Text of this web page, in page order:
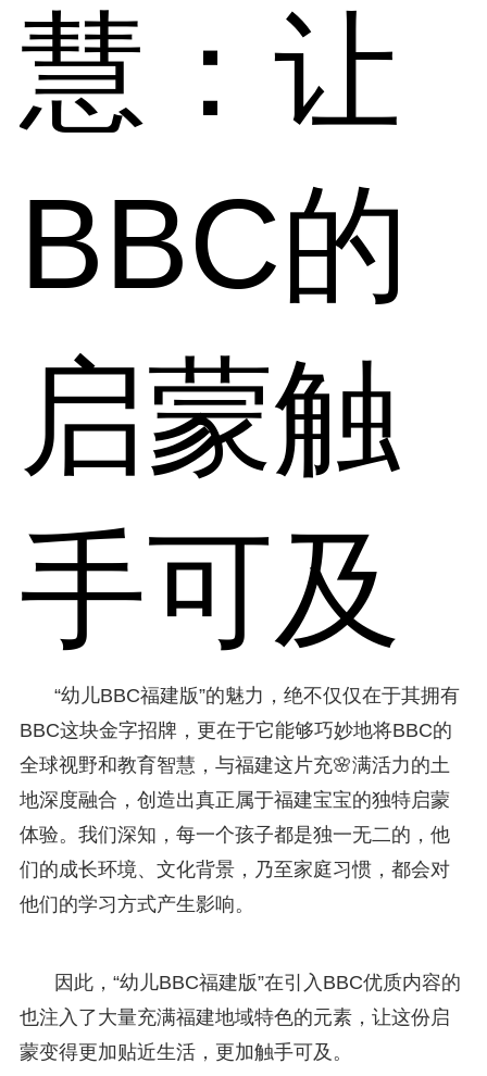
慧：让
BBC的
启蒙触
手可及
“幼儿BBC福建版”的魅力，绝不仅仅在于其拥有
BBC这块金字招牌，更在于它能够巧妙地将BBC的
全球视野和教育智慧，与福建这片充🌸满活力的土
地深度融合，创造出真正属于福建宝宝的独特启蒙
体验。我们深知，每一个孩子都是独一无二的，他
们的成长环境、文化背景，乃至家庭习惯，都会对
他们的学习方式产生影响。
因此，“幼儿BBC福建版”在引入BBC优质内容的
也注入了大量充满福建地域特色的元素，让这份启
蒙变得更加贴近生活，更加触手可及。